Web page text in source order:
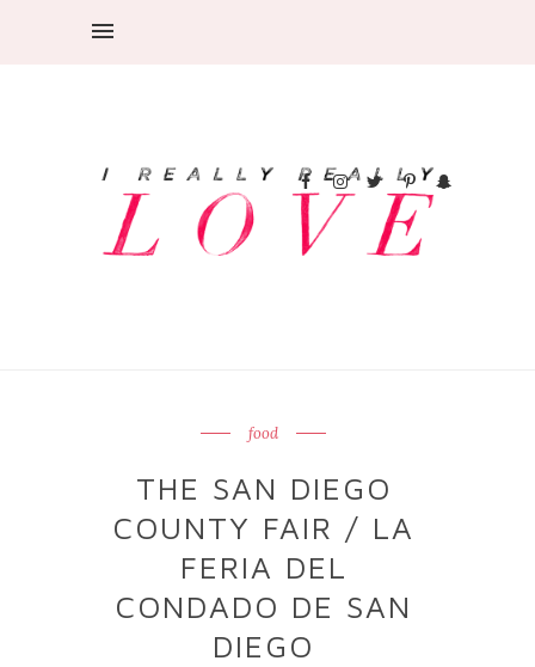
food
THE SAN DIEGO
COUNTY FAIR / LA
FERIA DEL
CONDADO DE SAN
DIEGO